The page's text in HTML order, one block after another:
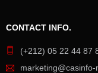
CONTACT INFO.
(+212) 05 22 44 87
marketing@casinfo-